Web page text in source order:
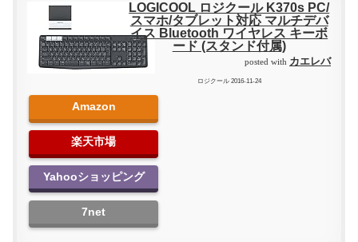
LOGICOOL ロジクール K370s PC/
スマホ/タブレット対応 マルチデバ
イス Bluetooth ワイヤレス キーボ
ード (スタンド付属)
posted with カエレバ
ロジクール 2016-11-24
Amazon
楽天市場
Yahooショッピング
7net